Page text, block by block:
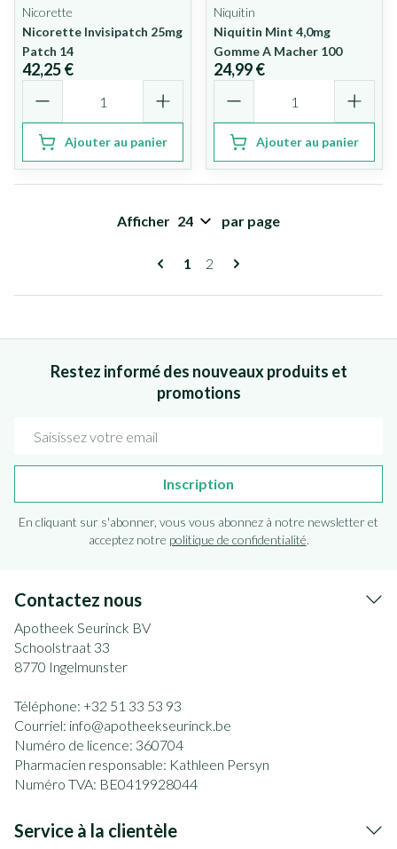
Nicorette
Nicorette Invisipatch 25mg
Patch 14
42,25 €
Ajouter au panier
Niquitin
Niquitin Mint 4,0mg
Gomme A Macher 100
24,99 €
Ajouter au panier
Pages
Vous lisez actuellement la page
1 Page
2
Afficher par page
Restez informé des nouveaux produits et
promotions
Inscription
En cliquant sur s'abonner, vous vous abonnez à notre newsletter et
acceptez notre politique de confidentialité.
Contactez nous
Apotheek Seurinck BV
Schoolstraat 33
8770 Ingelmunster
Téléphone: +32 51 33 53 93
Courriel: info@apotheekseurinck.be
Numéro de licence: 360704
Pharmacien responsable: Kathleen Persyn
Numéro TVA: BE0419928044
Service à la clientèle